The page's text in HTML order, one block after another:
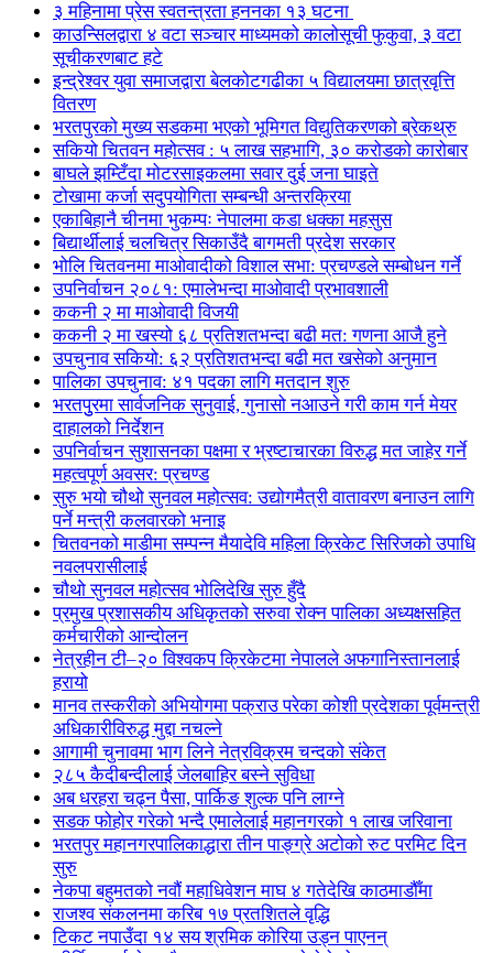
३ महिनामा प्रेस स्वतन्त्रता हननका १३ घटना
काउन्सिलद्वारा ४ वटा सञ्चार माध्यमको कालोसूची फुकुवा, ३ वटा
सूचीकरणबाट हटे
इन्द्रेश्वर युवा समाजद्वारा बेलकोटगढीका ५ विद्यालयमा छात्रवृत्ति
वितरण
भरतपुरको मुख्य सडकमा भएको भूमिगत विद्युतिकरणको ब्रेकथ्रु
सकियो चितवन महोत्सव : ५ लाख सहभागि, ३० करोडको कारोबार
बाघले झम्टिँदा मोटरसाइकलमा सवार दुई जना घाइते
टोखामा कर्जा सदुपयोगिता सम्बन्धी अन्तरक्रिया
एकाबिहानै चीनमा भुकम्पः नेपालमा कडा धक्का महसुस
बिद्यार्थीलाई चलचित्र सिकाउँदै बागमती प्रदेश सरकार
भोलि चितवनमा माओवादीको विशाल सभा: प्रचण्डले सम्बोधन गर्ने
उपनिर्वाचन २०८१: एमालेभन्दा माओवादी प्रभावशाली
ककनी २ मा माओवादी विजयी
ककनी २ मा खस्यो ६८ प्रतिशतभन्दा बढी मत: गणना आजै हुने
उपचुनाव सकियो: ६२ प्रतिशतभन्दा बढी मत खसेको अनुमान
पालिका उपचुनाव: ४१ पदका लागि मतदान शुरु
भरतपुुरमा सार्वजनिक सुनुवाई, गुनासो नआउने गरी काम गर्न मेयर
दाहालको निर्देशन
उपनिर्वाचन सुशासनका पक्षमा र भ्रष्टाचारका विरुद्ध मत जाहेर गर्ने
महत्वपूर्ण अवसर: प्रचण्ड
सुरु भयो चौथो सुनवल महोत्सव: उद्योगमैत्री वातावरण बनाउन लागि
पर्ने मन्त्री कलवारको भनाइ
चितवनको माडीमा सम्पन्न मैयादेवि महिला क्रिकेट सिरिजको उपाधि
नवलपरासीलाई
चौथो सुनवल महोत्सव भोलिदेखि सुरु हुँदै
प्रमुख प्रशासकीय अधिकृतको सरुवा रोक्न पालिका अध्यक्षसहित
कर्मचारीको आन्दोलन
नेत्रहीन टी–२० विश्वकप क्रिकेटमा नेपालले अफगानिस्तानलाई
हरायो
मानव तस्करीको अभियोगमा पक्राउ परेका कोशी प्रदेशका पूर्वमन्त्री
अधिकारीविरुद्ध मुद्दा नचल्ने
आगामी चुनावमा भाग लिने नेत्रविक्रम चन्दको संकेत
२८५ कैदीबन्दीलाई जेलबाहिर बस्ने सुविधा
अब धरहरा चढ्न पैसा, पार्किङ शुल्क पनि लाग्ने
सडक फोहोर गरेको भन्दै एमालेलाई महानगरको १ लाख जरिवाना
भरतपुर महानगरपालिकाद्धारा तीन पाङ्ग्रे अटोको रुट परमिट दिन
सुरु
नेकपा बहुमतको नवौं महाधिवेशन माघ ४ गतेदेखि काठमाडौँमा
राजश्व संकलनमा करिब १७ प्रतशितले वृद्धि
टिकट नपाउँदा १४ सय श्रमिक कोरिया उड्न पाएनन्